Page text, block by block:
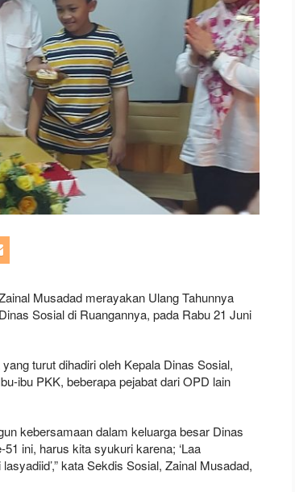
Musadad merayakan Ulang Tahunnya
Sosial di Ruangannya, pada Rabu 21 Juni
turut dihadiri oleh Kepala Dinas Sosial,
ibu PKK, beberapa pejabat dari OPD lain
kebersamaan dalam keluarga besar Dinas
ini, harus kita syukuri karena; ‘Laa
kata Sekdis Sosial, Zainal Musadad,